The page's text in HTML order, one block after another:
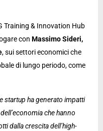
Training & Innovation Hub
con Massimo Sideri,
, sui settori economici che
di lungo periodo, come
startup ha generato impatti
che hanno
dalla crescita dell’high-